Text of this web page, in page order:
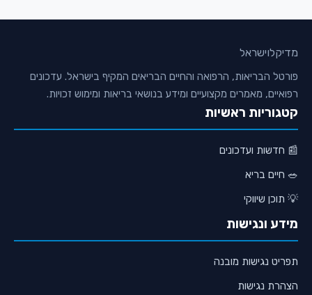
מדיקלוישראל
פורטל הבריאות, הרפואה והחיים הבריאים המקיף בישראל. עדכונים
רפואיים, מאמרים מקצועיים ומידע בנושאי בריאות ומימוש זכויות.
קטגוריות ראשיות
📰 חדשות ועדכונים
🥗 חיים בריא
💡 תוכן שיווקי
מידע ונגישות
תפריט נגישות מובנה
הצהרת נגישות